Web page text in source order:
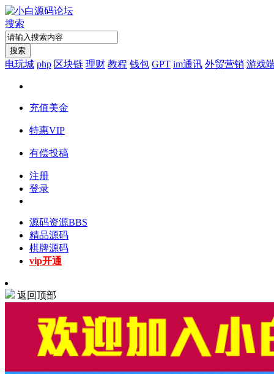
搜索
搜索
电玩城 php 区块链 理财 教程 钱包 GPT im通讯 外贸营销 游戏
充值美金
特惠VIP
有偿投稿
注册
登录
源码资源BBS
精品源码
棋牌源码
vip开通
返回顶部